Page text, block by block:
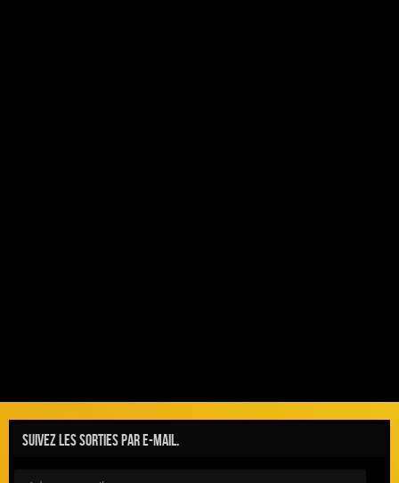
Suivez les sorties par e-mail.